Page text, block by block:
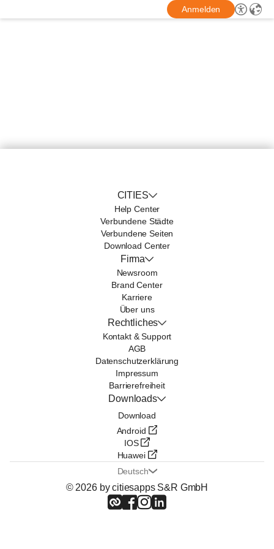
Anmelden
CITIES
Help Center
Verbundene Städte
Verbundene Seiten
Download Center
Firma
Newsroom
Brand Center
Karriere
Über uns
Rechtliches
Kontakt & Support
AGB
Datenschutzerklärung
Impressum
Barrierefreiheit
Downloads
Download
Android
IOS
Huawei
Deutsch
© 2026 by citiesapps S&R GmbH